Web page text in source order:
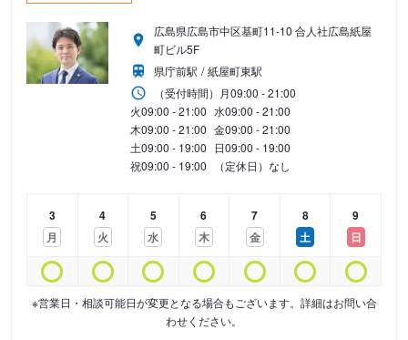
広島県広島市中区基町11-10 合人社広島紙屋
町ビル5F
県庁前駅
紙屋町東駅
（受付時間） 月09:00 - 21:00
火09:00 - 21:00 水09:00 - 21:00
木09:00 - 21:00 金09:00 - 21:00
土09:00 - 19:00 日09:00 - 19:00
祝09:00 - 19:00 （定休日）なし
3
月
4
火
5
水
6
木
7
金
8
土
9
日
※営業日・相談可能日が変更となる場合もございます。詳細はお問い合
わせください。